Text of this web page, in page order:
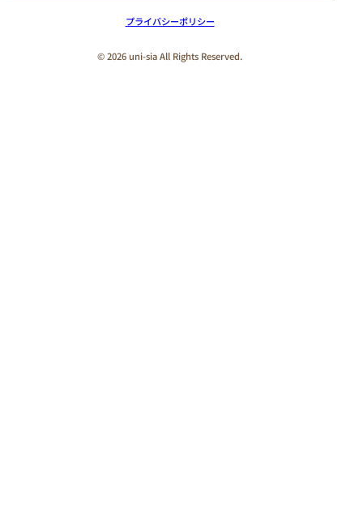
プライバシーポリシー
© 2026 uni-sia All Rights Reserved.